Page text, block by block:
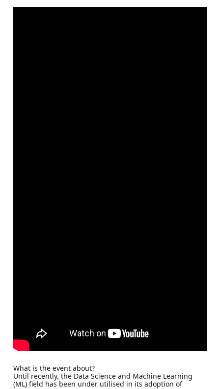
What is the event about?
Until recently, the Data Science and Machine Learning
(ML) field has been under utilised in its adoption of